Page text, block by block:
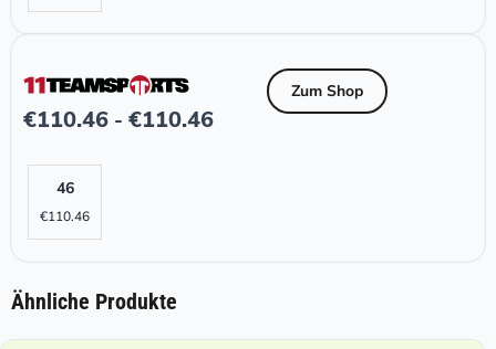
€110.46 - €110.46
Zum Shop
46
€110.46
Ähnliche Produkte